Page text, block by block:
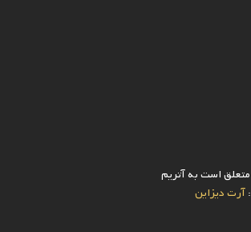
است به آتریم
:آرت دیزاین